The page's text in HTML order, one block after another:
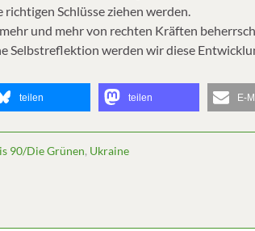
Schlüsse ziehen werden.
und mehr von rechten Kräften
Selbstreflektion werden wir diese
teilen teilen E-
90/Die Grünen, Ukraine